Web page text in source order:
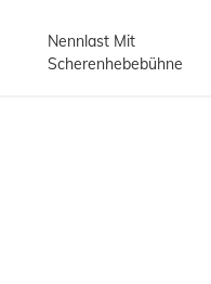
Nennlast Mit
Scherenhebebühne